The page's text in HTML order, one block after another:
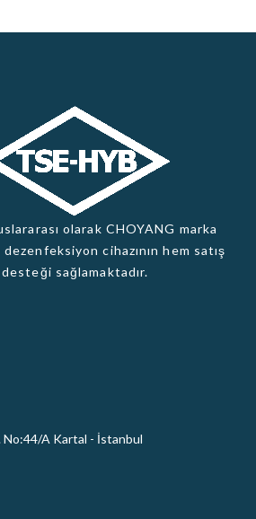
olarak CHOYANG marka
cihazının hem satış
sağlamaktadır.
No:44/A Kartal - İstanbul